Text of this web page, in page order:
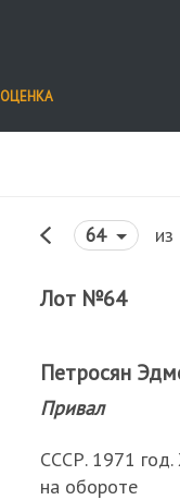
ОЦЕНКА
64
Лот №64
Петросян
Привал
СССР. 1971 год.
на обороте